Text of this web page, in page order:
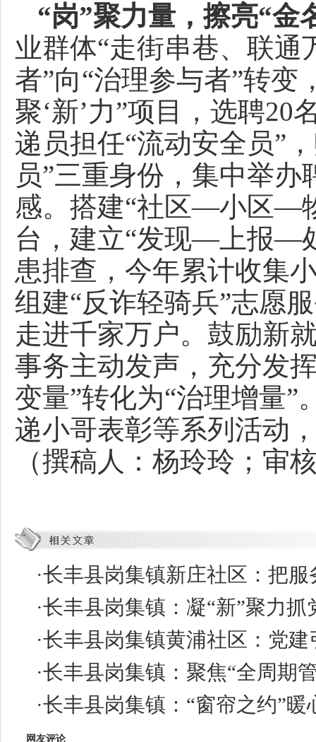
“岗”聚力量，擦亮“金
业群体“走街串巷、联通
者”向“治理参与者”转变
聚‘新’力”项目，选聘
递员担任“流动安全员”
员”三重身份，集中举
感。搭建“社区—小区—
台，建立“发现—上报—
患排查，今年累计收集
组建“反诈轻骑兵”志愿
走进千家万户。鼓励新
事务主动发声，充分发
变量”转化为“治理增量”
递小哥表彰等系列活动
（撰稿人：杨玲玲；审
·长丰县岗集镇新庄社区：把服
·长丰县岗集镇：凝“新”聚力抓
·长丰县岗集镇黄浦社区：党建
·长丰县岗集镇：聚焦“全周期
·长丰县岗集镇：“窗帘之约”
网友评论